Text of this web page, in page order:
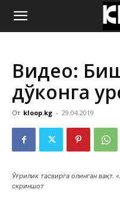
ҚИРҒИЗИСТОН
ЯНГИЛИКЛАРИ
Видео:
дўконга
От kloop.kg - 29.04.2019
Ўғрилик тасвирга олинган вақт.
скриншот